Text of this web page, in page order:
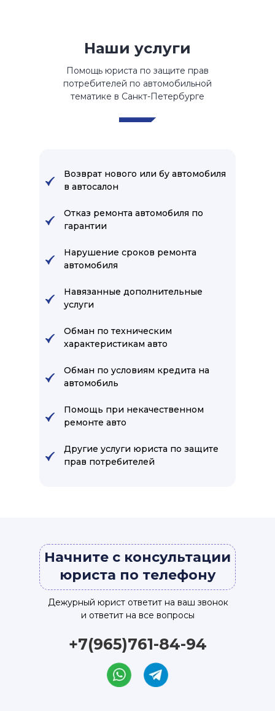
Наши услуги
Помощь юриста по защите прав
потребителей по автомобильной
тематике в Санкт-Петербурге
Возврат нового или бу автомобиля
в автосалон
Нарушение сроков ремонта
автомобиля
Обман по техническим
характеристикам авто
Помощь при некачественном
ремонте авто
Отказ ремонта автомобиля по
гарантии
Навязанные дополнительные
услуги
Обман по условиям кредита на
автомобиль
Другие услуги юриста по защите
прав потребителей
Начните с консультации
юриста по телефону
Дежурный юрист ответит на ваш звонок
и ответит на все вопросы
+7(965)761-84-94